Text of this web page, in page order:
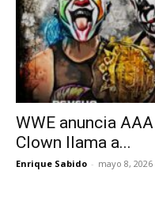
WWE anuncia
Clown llama a...
Enrique Sabido - mayo 8, 2026